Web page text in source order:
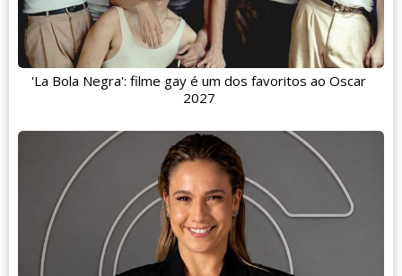
'La Bola Negra': filme gay é um dos favoritos ao Oscar
2027